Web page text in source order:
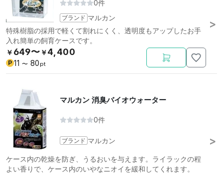
0件
ブランド マルカン
特殊樹脂の採用で軽くて割れにくく、透明度もアップしたお手
入れ簡単の飼育ケースです。
￥ 649〜 ￥4,400
P 11 〜 80 pt
マルカン 消臭バイオウォーター
0件
ブランド マルカン
ケース内の乾燥を防ぎ、うるおいを与えます。ライラックの程
よい香りで、ケース内のいやなニオイを緩和してくれます。